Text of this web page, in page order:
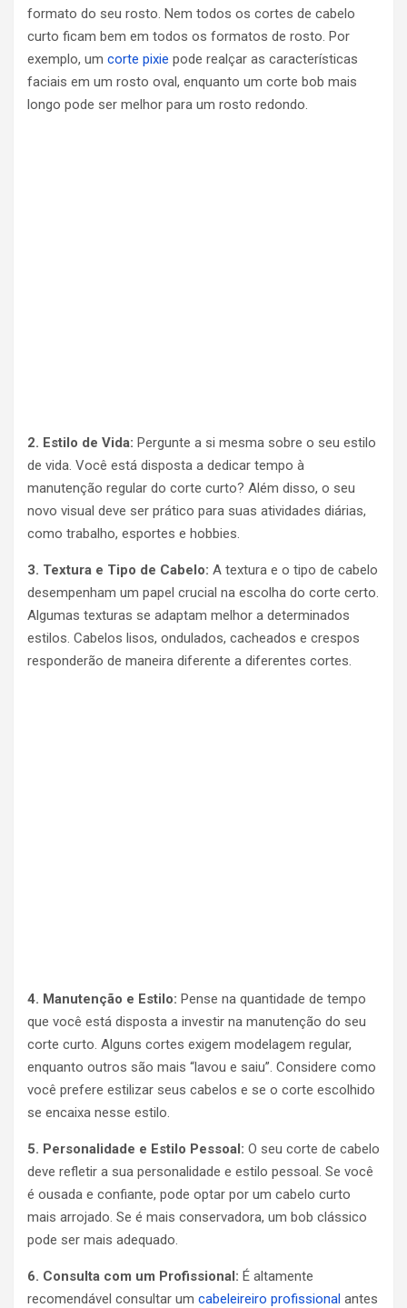
formato do seu rosto. Nem todos os cortes de cabelo
curto ficam bem em todos os formatos de rosto. Por
exemplo, um corte pixie pode realçar as características
faciais em um rosto oval, enquanto um corte bob mais
longo pode ser melhor para um rosto redondo.
2. Estilo de Vida: Pergunte a si mesma sobre o seu estilo
de vida. Você está disposta a dedicar tempo à
manutenção regular do corte curto? Além disso, o seu
novo visual deve ser prático para suas atividades diárias,
como trabalho, esportes e hobbies.
3. Textura e Tipo de Cabelo: A textura e o tipo de cabelo
desempenham um papel crucial na escolha do corte certo.
Algumas texturas se adaptam melhor a determinados
estilos. Cabelos lisos, ondulados, cacheados e crespos
responderão de maneira diferente a diferentes cortes.
4. Manutenção e Estilo: Pense na quantidade de tempo
que você está disposta a investir na manutenção do seu
corte curto. Alguns cortes exigem modelagem regular,
enquanto outros são mais “lavou e saiu”. Considere como
você prefere estilizar seus cabelos e se o corte escolhido
se encaixa nesse estilo.
5. Personalidade e Estilo Pessoal: O seu corte de cabelo
deve refletir a sua personalidade e estilo pessoal. Se você
é ousada e confiante, pode optar por um cabelo curto
mais arrojado. Se é mais conservadora, um bob clássico
pode ser mais adequado.
6. Consulta com um Profissional: É altamente
recomendável consultar um cabeleireiro profissional antes